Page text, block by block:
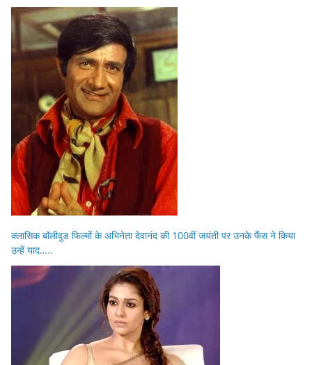
क्लासिक बॉलीवुड फिल्मों के अभिनेता देवानंद की 100वीं जयंती पर उनके फैंस ने किया
उन्हें याद…..